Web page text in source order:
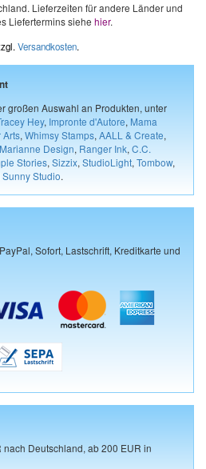
Lieferzeiten für andere Länder und
Liefertermins siehe hier.
Versandkosten.
großen Auswahl an Produkten, unter
Hey, Impronte d'Autore, Mama
Arts, Whimsy Stamps, AALL & Create,
Marianne Design, Ranger Ink, C.C.
Stories, Sizzix, StudioLight, Tombow,
Sunny Studio.
Sofort, Lastschrift, Kreditkarte und
Deutschland, ab 200 EUR in